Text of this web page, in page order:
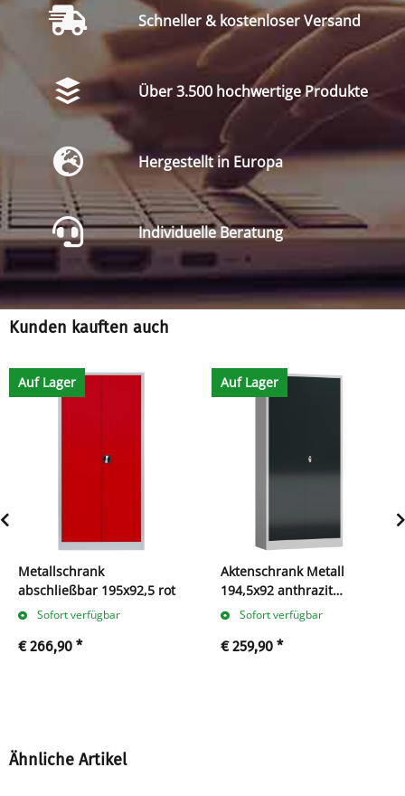
Schneller & kostenloser Versand
Über 3.500 hochwertige Produkte
Hergestellt in Europa
Individuelle Beratung
Kunden kauften auch
Auf Lager
Metallschrank
abschließbar 195x92,5 rot
Sofort verfügbar
€ 266,90 *
Auf Lager
Aktenschrank Metall
194,5x92 anthrazit
abschließbar
Sofort verfügbar
€ 259,90 *
Ähnliche Artikel